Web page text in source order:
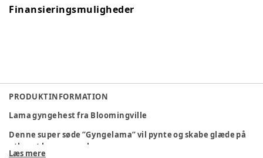
Finansieringsmuligheder
PRODUKTINFORMATION
Lama gyngehest fra Bloomingville
Denne super søde ”Gyngelama” vil pynte og skabe glæde på
ethvert børneværelse.
Læs mere